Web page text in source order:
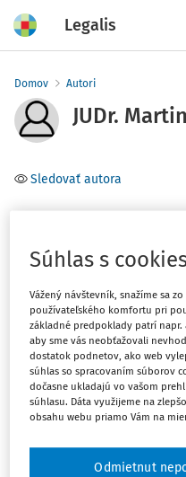
Legalis
Domov Autori
JUDr.
Sledovať autora
Téma
Občianske právo(1)
Filter
Počet vyhľadaných
Najstaršie
Súhlas s
Vážený návštevník, snažíme sa
používateľského komfortu pri
základné predpoklady patrí
aby sme vás neobťažovali
dostatok podnetov, ako web
súhlas so spracovaním súborov
dočasne ukladajú vo vašom
súhlasu. Dáta využijeme na
obsahu webu priamo Vám na
Odmietnut